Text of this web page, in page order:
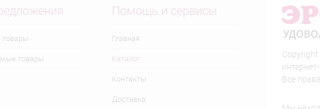
товары
товары
Помощь и сервисы
Главная
Каталог
Контакты
Доставка
Все